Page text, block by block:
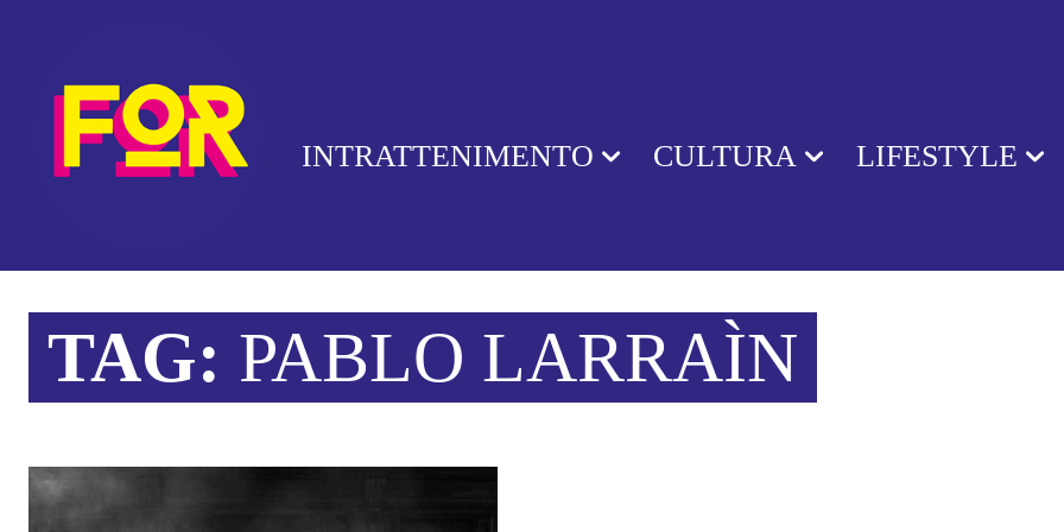
INTRATTENIMENTO CULTURA LIFESTYLE
TAG: PABLO LARRAÌN